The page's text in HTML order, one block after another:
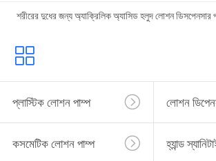
শরীরের দুধের জন্য অ্যাক্রিলিক অ্যাসিড হলুদ লোশন
প্লাস্টিক লোশন পাম্প লোশন
কসমেটিক লোশন পাম্প হ্যান্ড